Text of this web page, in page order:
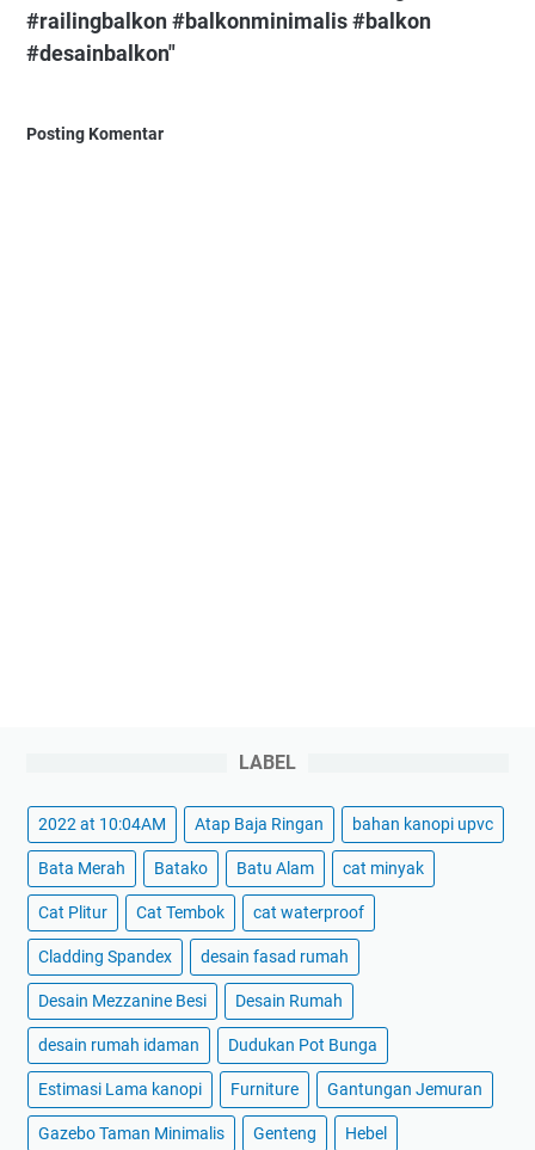
#railingbalkon⁠ #balkonminimalis⁠ #balkon⁠
#desainbalkon"
Posting Komentar
LABEL
2022 at 10:04AM Atap Baja Ringan bahan kanopi upvc
Bata Merah Batako Batu Alam cat minyak
Cat Plitur Cat Tembok cat waterproof
Cladding Spandex desain fasad rumah
Desain Mezzanine Besi Desain Rumah
desain rumah idaman Dudukan Pot Bunga
Estimasi Lama kanopi Furniture Gantungan Jemuran
Gazebo Taman Minimalis Genteng Hebel